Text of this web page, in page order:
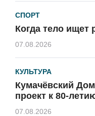
СПОРТ
Когда тело ищет
07.08.2026
КУЛЬТУРА
Кумачёвский
проект к 80-
07.08.2026